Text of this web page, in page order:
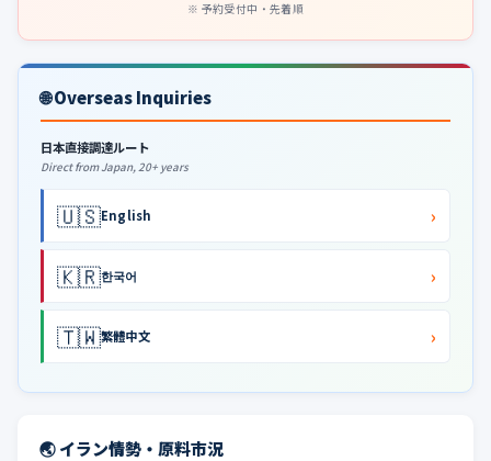
予約受付中・先着順
🌐 Overseas Inquiries
日本直接調達ルート
Direct from Japan, 20+ years
🇺🇸English ›
🇰🇷한국어 ›
🇹🇼繁體中文 ›
🌏 イラン情勢・原料市況